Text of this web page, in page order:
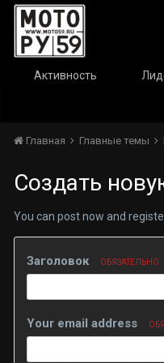
Активность
Главная Главные темы
Создать
You can post now and
Заголовок ОБЯЗАТЕЛЬНО
Your email address